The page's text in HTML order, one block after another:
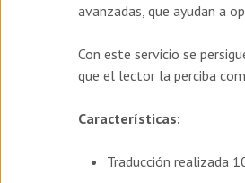
avanzadas, que ayudan a
Con este servicio se
que el lector la perciba
Características:
Traducción realizada